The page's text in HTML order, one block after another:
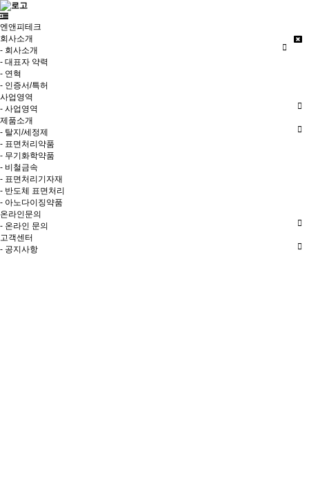
엔앤피테크
회사소개
- 회사소개
- 대표자 약력
- 연혁
- 인증서/특허
사업영역
- 사업영역
제품소개
- 탈지/세정제
- 표면처리약품
- 무기화학약품
- 비철금속
- 표면처리기자재
- 반도체 표면처리
- 아노다이징약품
온라인문의
- 온라인 문의
고객센터
- 공지사항